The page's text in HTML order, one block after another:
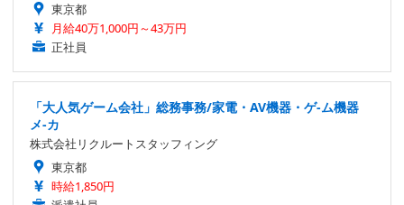
東京都
月給40万1,000円～43万円
正社員
「大人気ゲーム会社」総務事務/家電・AV機器・ゲ-ム機器
メ-カ
株式会社リクルートスタッフィング
東京都
時給1,850円